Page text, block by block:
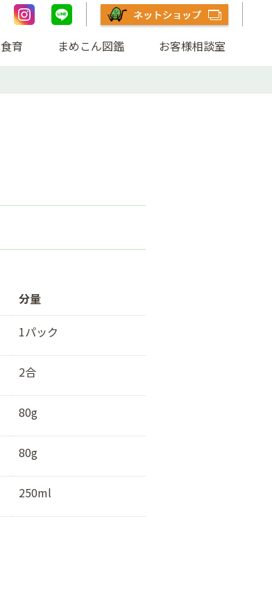
食育 まめこん図鑑 お客様相談室
分量
1パック
2合
80g
80g
250ml